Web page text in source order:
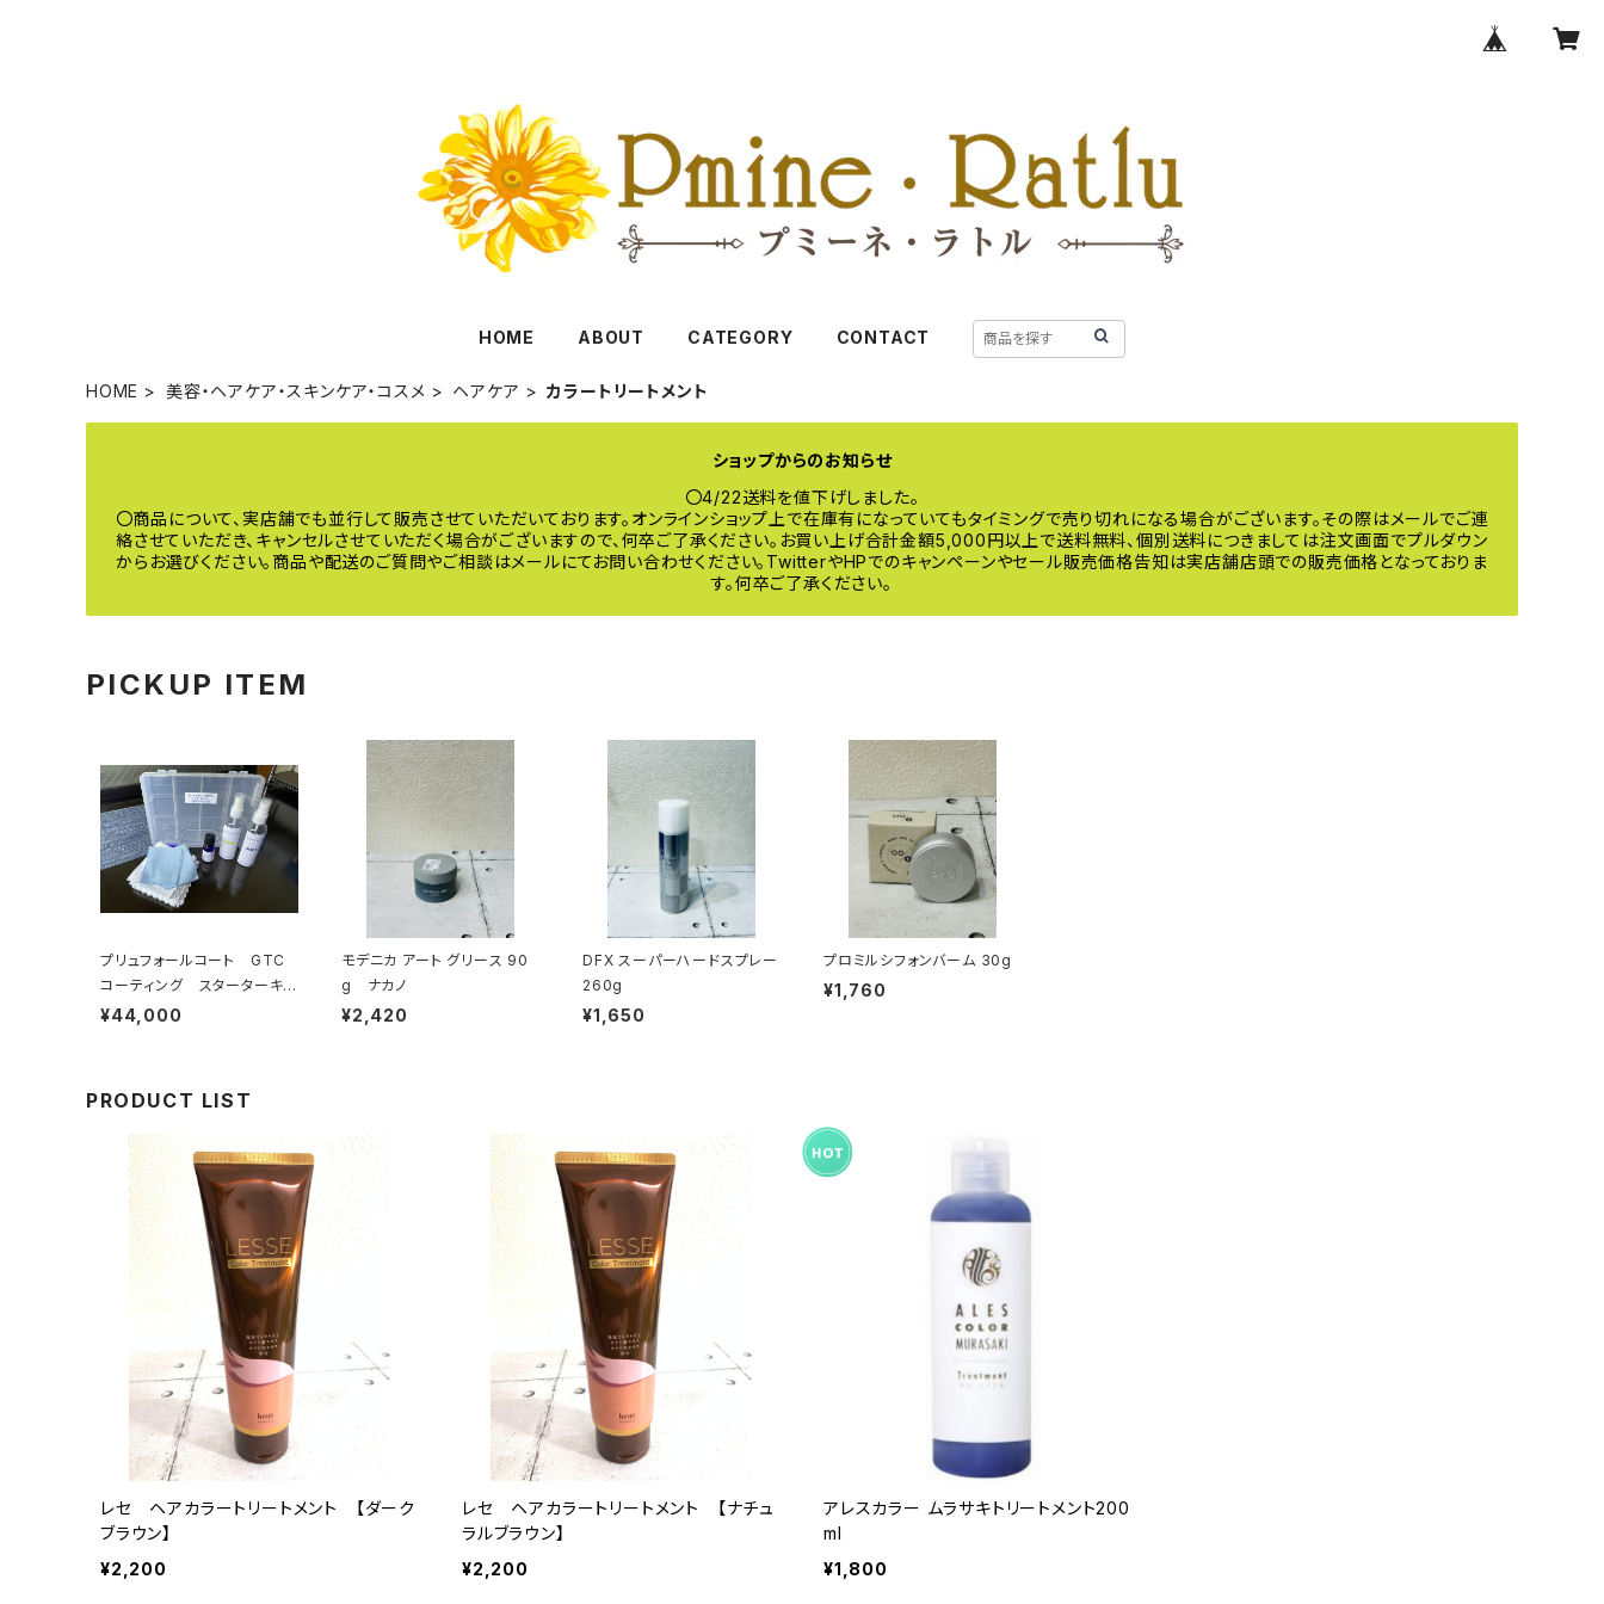
HOME ABOUT CATEGORY CONTACT
HOME 美容・ヘアケア・スキンケア・コスメ ヘアケア カラートリートメント
ショップからのお知らせ
〇4/22送料を値下げしました。
〇商品について、実店舗でも並行して販売させていただいております。オンラインショップ上で在庫有になっていてもタイミングで売り切れになる場合がございます。その際はメールでご連
絡させていただき、キャンセルさせていただく場合がございますので、何卒ご了承ください。お買い上げ合計金額5,000円以上で送料無料、個別送料につきましては注文画面でプルダウン
からお選びください。商品や配送のご質問やご相談はメールにてお問い合わせください。TwitterやHPでのキャンペーンやセール販売価格告知は実店舗店頭での販売価格となっておりま
す。何卒ご了承ください。
PICKUP ITEM
プリュフォールコート GTC
コーティング スターターキッ
ト
¥44,000
モデニカ アート グリース 90
g ナカノ
¥2,420
DFX スーパーハードスプレー
260g
¥1,650
プロミルシフォンバーム 30g
¥1,760
PRODUCT LIST
レセ ヘアカラートリートメント 【ダーク
ブラウン】
¥2,200
レセ ヘアカラートリートメント 【ナチュ
ラルブラウン】
¥2,200
アレスカラー ムラサキトリートメント200
ml
¥1,800